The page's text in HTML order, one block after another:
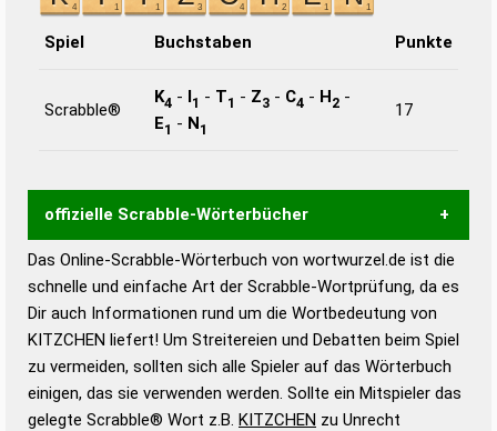
Spiel Buchstaben Punkte
Scrabble®
K4 - I1 - T1 - Z3 - C4 - H2 -
E1 - N1
17
offizielle Scrabble-Wörterbücher
Wortwurzel liefert mit Hilfe eines semantischen
Wortanalyse-Algorithmus gute Anhaltspunkte zu
Wortbedeutung, Worttrennung und Wortform, um die
Gültigkeit eines Wortes für das Scrabble-Spiel zu
bestimmen!
zugelassene Turnier Scrabble-
Wörterbücher sind:
Das Online-Scrabble-Wörterbuch von wortwurzel.de ist die
schnelle und einfache Art der Scrabble-Wortprüfung, da es
Dir auch Informationen rund um die Wortbedeutung von
KITZCHEN liefert! Um Streitereien und Debatten beim Spiel
zu vermeiden, sollten sich alle Spieler auf das Wörterbuch
einigen, das sie verwenden werden. Sollte ein Mitspieler das
gelegte Scrabble® Wort z.B. KITZCHEN zu Unrecht